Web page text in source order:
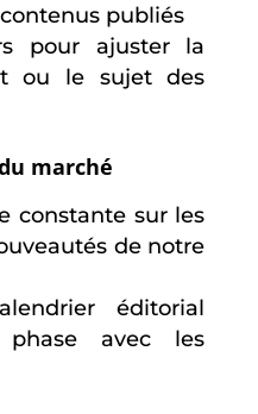
publiés
pour ajuster la
ou le sujet des
marché
constante sur les
de notre
éditorial
avec les